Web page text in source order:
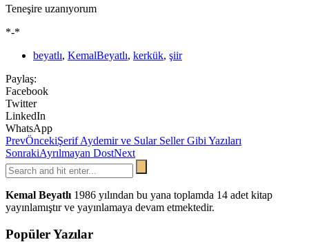
Teneşire uzanıyorum
*-*
beyatlı, KemalBeyatlı, kerkük, şiir
Paylaş:
Facebook
Twitter
LinkedIn
WhatsApp
PrevÖncekiŞerif Aydemir ve Sular Seller Gibi Yazıları
SonrakiAyrılmayan DostNext
Kemal Beyatlı 1986 yılından bu yana toplamda 14 adet kitap
yayınlamıştır ve yayınlamaya devam etmektedir.
Popüler Yazılar